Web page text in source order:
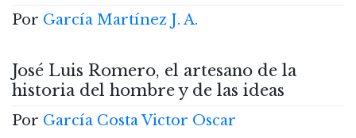
Por García Martínez J. A.
José Luis Romero, el artesano de la
historia del hombre y de las ideas
Por García Costa Victor Oscar